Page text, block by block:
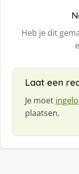
Heb je dit
Laat een
Je moet
plaatsen.